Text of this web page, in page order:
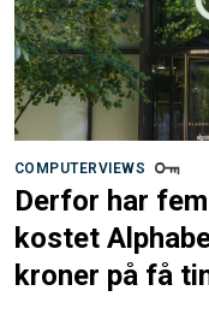
COMPUTERVIEWS
Derfor har
kostet
kroner på få